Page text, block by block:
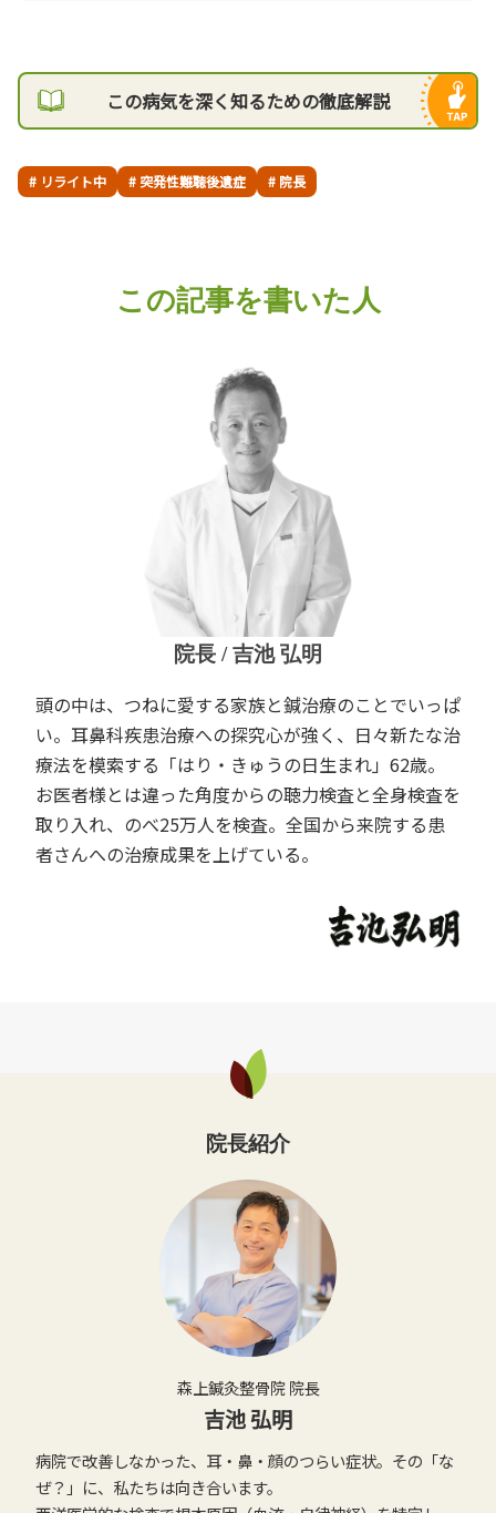
この病気を深く知るための徹底解説
# リライト中 # 突発性難聴後遺症 # 院長
この記事を書いた人
院長 / 吉池 弘明
頭の中は、つねに愛する家族と鍼治療のことでいっぱ
い。耳鼻科疾患治療への探究心が強く、日々新たな治
療法を模索する「はり・きゅうの日生まれ」62歳。
お医者様とは違った角度からの聴力検査と全身検査を
取り入れ、のべ25万人を検査。全国から来院する患
者さんへの治療成果を上げている。
院長紹介
森上鍼灸整骨院 院長
吉池 弘明
病院で改善しなかった、耳・鼻・顔のつらい症状。その「な
ぜ？」に、私たちは向き合います。